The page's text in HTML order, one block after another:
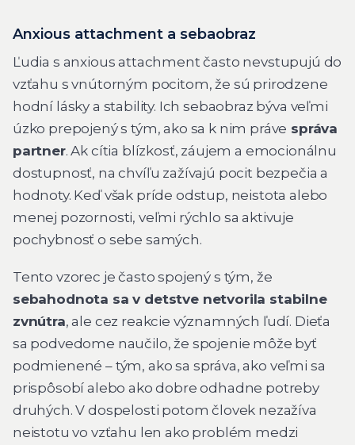
Anxious attachment a sebaobraz
Ľudia s anxious attachment často nevstupujú do
vzťahu s vnútorným pocitom, že sú prirodzene
hodní lásky a stability. Ich sebaobraz býva veľmi
úzko prepojený s tým, ako sa k nim práve správa
partner. Ak cítia blízkosť, záujem a emocionálnu
dostupnosť, na chvíľu zažívajú pocit bezpečia a
hodnoty. Keď však príde odstup, neistota alebo
menej pozornosti, veľmi rýchlo sa aktivuje
pochybnosť o sebe samých.
Tento vzorec je často spojený s tým, že
sebahodnota sa v detstve netvorila stabilne
zvnútra, ale cez reakcie významných ľudí. Dieťa
sa podvedome naučilo, že spojenie môže byť
podmienené – tým, ako sa správa, ako veľmi sa
prispôsobí alebo ako dobre odhadne potreby
druhých. V dospelosti potom človek nezažíva
neistotu vo vzťahu len ako problém medzi